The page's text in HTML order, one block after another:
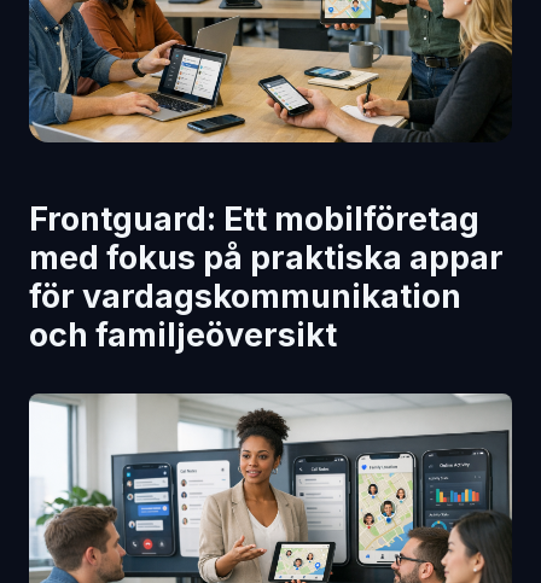
Frontguard: Ett mobilföretag
med fokus på praktiska appar
för vardagskommunikation
och familjeöversikt